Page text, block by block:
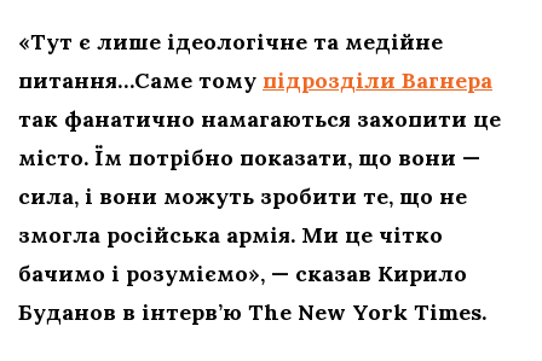
«Тут є лише ідеологічне та медійне
питання…Саме тому підрозділи Вагнера
так фанатично намагаються захопити це
місто. Їм потрібно показати, що вони —
сила, і вони можуть зробити те, що не
змогла російська армія. Ми це чітко
бачимо і розуміємо», — сказав Кирило
Буданов в інтерв’ю The New York Times.